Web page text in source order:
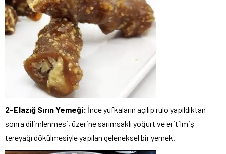
2-Elazığ Sırın Yemeği: İnce yufkaların açılıp rulo yapıldıktan
sonra dilimlenmesi, üzerine sarımsaklı yoğurt ve eritilmiş
tereyağı dökülmesiyle yapılan geleneksel bir yemek.